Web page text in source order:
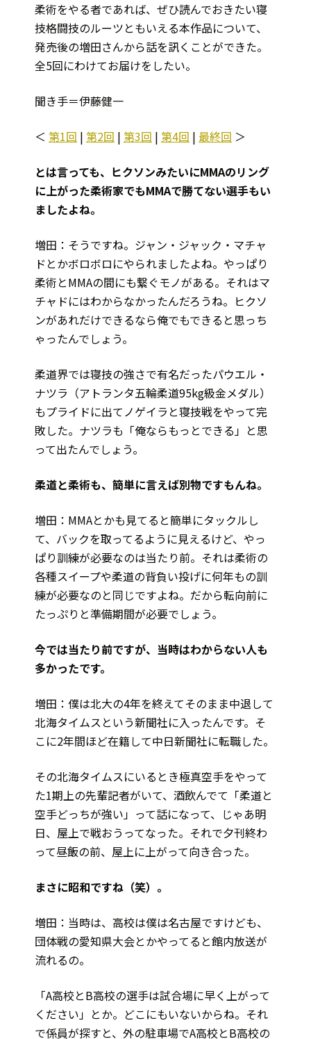
柔術をやる者であれば、ぜひ読んでおきたい寝
技格闘技のルーツともいえる本作品について、
発売後の増田さんから話を訊くことができた。
全5回にわけてお届けをしたい。
聞き手＝伊藤健一
＜ 第1回 | 第2回 | 第3回 | 第4回 | 最終回 ＞
――とは言っても、ヒクソンみたいにMMAのリング
に上がった柔術家でもMMAで勝てない選手もい
ましたよね。
増田：そうですね。ジャン・ジャック・マチャ
ドとかボロボロにやられましたよね。やっぱり
柔術とMMAの間にも繋ぐモノがある。それはマ
チャドにはわからなかったんだろうね。ヒクソ
ンがあれだけできるなら俺でもできると思っち
ゃったんでしょう。
柔道界では寝技の強さで有名だったパウエル・
ナツラ（アトランタ五輪柔道95kg級金メダル）
もプライドに出てノゲイラと寝技戦をやって完
敗した。ナツラも「俺ならもっとできる」と思
って出たんでしょう。
――柔道と柔術も、簡単に言えば別物ですもんね。
増田：MMAとかも見てると簡単にタックルし
て、バックを取ってるように見えるけど、やっ
ぱり訓練が必要なのは当たり前。それは柔術の
各種スイープや柔道の背負い投げに何年もの訓
練が必要なのと同じですよね。だから転向前に
たっぷりと準備期間が必要でしょう。
――今では当たり前ですが、当時はわからない人も
多かったです。
増田：僕は北大の4年を終えてそのまま中退して
北海タイムスという新聞社に入ったんです。そ
こに2年間ほど在籍して中日新聞社に転職した。
その北海タイムスにいるとき極真空手をやって
た1期上の先輩記者がいて、酒飲んでて「柔道と
空手どっちが強い」って話になって、じゃあ明
日、屋上で戦おうってなった。それで夕刊終わ
って昼飯の前、屋上に上がって向き合った。
――まさに昭和ですね（笑）。
増田：当時は、高校は僕は名古屋ですけども、
団体戦の愛知県大会とかやってると館内放送が
流れるの。
「A高校とB高校の選手は試合場に早く上がって
ください」とか。どこにもいないからね。それ
で係員が探すと、外の駐車場でA高校とB高校の